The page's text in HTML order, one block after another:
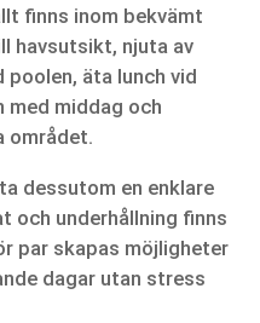
finns inom bekvämt
havsutsikt, njuta av
äta lunch vid
med middag och
området.
dessutom en enklare
och underhållning finns
par skapas möjligheter
dagar utan stress